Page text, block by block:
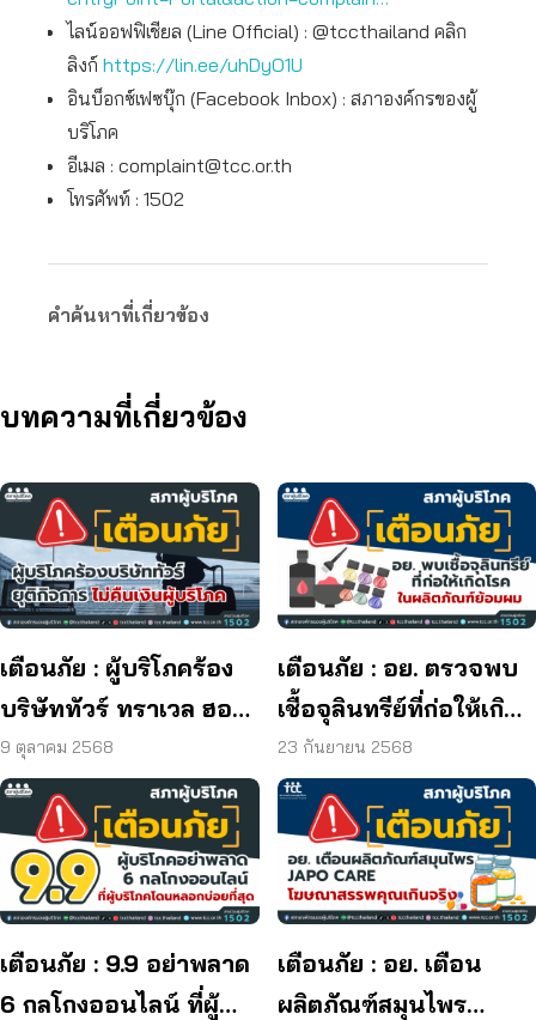
ไลน์ออฟฟิเชียล (Line Official) : @tccthailand คลิก
ลิงก์ https://lin.ee/uhDyO1U
อินบ็อกซ์เฟซบุ๊ก (Facebook Inbox) : สภาองค์กรของผู้
บริโภค
อีเมล : complaint@tcc.or.th
โทรศัพท์ : 1502
คำค้นหาที่เกี่ยวข้อง
บทความที่เกี่ยวข้อง
เตือนภัย : ผู้บริโภคร้อง
บริษัททัวร์ ทราเวล ฮอลิ
เดย์ ยุติกิจการ ไม่คืนเงิน
ผู้บริโภค
9 ตุลาคม 2568
เตือนภัย : อย. ตรวจพบ
เชื้อจุลินทรีย์ที่ก่อให้เกิด
โรค และพบแบคทีเรีย
ยีสต์ และรา เกิน
มาตรฐานกำหนด ใน
ผลิตภัณฑ์ย้อมผม
23 กันยายน 2568
เตือนภัย : 9.9 อย่าพลาด
6 กลโกงออนไลน์ ที่ผู้
เตือนภัย : อย. เตือน
ผลิตภัณฑ์สมุนไพร